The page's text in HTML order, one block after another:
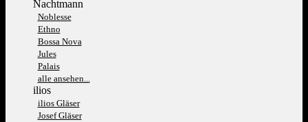
Nachtmann
Noblesse
Ethno
Bossa Nova
Jules
Palais
alle ansehen...
ilios
ilios Gläser
Josef Gläser